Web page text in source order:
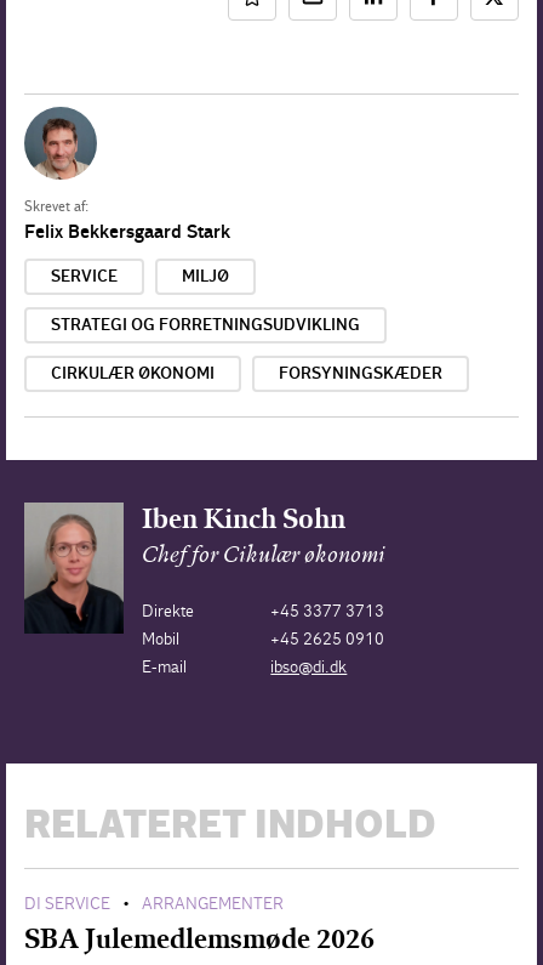
Skrevet af:
Felix Bekkersgaard Stark
SERVICE MILJØ
STRATEGI OG FORRETNINGSUDVIKLING
CIRKULÆR ØKONOMI FORSYNINGSKÆDER
Iben Kinch Sohn
Chef for Cikulær økonomi
Direkte
+45 3377 3713
Mobil
+45 2625 0910
E-mail
ibso@di.dk
RELATERET INDHOLD
DI SERVICE • ARRANGEMENTER
SBA Julemedlemsmøde 2026